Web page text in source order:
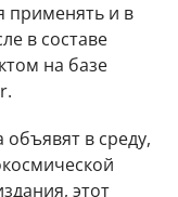
применять и в
в составе
на базе
в среду,
этот